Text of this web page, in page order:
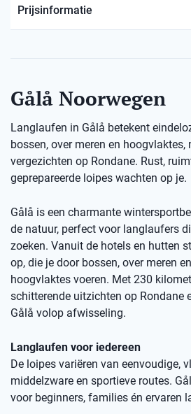
Prijsinformatie
Gålå Noorwegen
Langlaufen in Gålå betekent
bossen, over meren en
vergezichten op Rondane. Rust,
geprepareerde loipes wachten op je.
Gålå is een charmante
de natuur, perfect voor langlaufers
zoeken. Vanuit de hotels en hutten
op, die je door bossen, over meren
hoogvlaktes voeren. Met 230
schitterende uitzichten op Rondane
Gålå volop afwisseling.
Langlaufen voor iedereen
De loipes variëren van eenvoudige,
middelzware en sportieve routes.
voor beginners, families én ervaren